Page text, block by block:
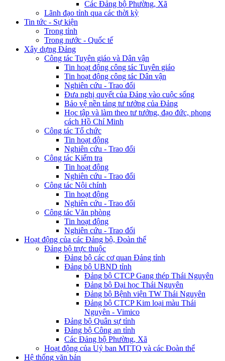
Các Đảng bộ Phường, Xã
Lãnh đạo tỉnh qua các thời kỳ
Tin tức - Sự kiện
Trong tỉnh
Trong nước - Quốc tế
Xây dựng Đảng
Công tác Tuyên giáo và Dân vận
Tin hoạt động công tác Tuyên giáo
Tin hoạt động công tác Dân vận
Nghiên cứu - Trao đổi
Đưa nghị quyết của Đảng vào cuộc sống
Bảo vệ nền tảng tư tưởng của Đảng
Học tập và làm theo tư tưởng, đạo đức, phong
cách Hồ Chí Minh
Công tác Tổ chức
Tin hoạt động
Nghiên cứu - Trao đổi
Công tác Kiểm tra
Tin hoạt động
Nghiên cứu - Trao đổi
Công tác Nội chính
Tin hoạt động
Nghiên cứu - Trao đổi
Công tác Văn phòng
Tin hoạt động
Nghiên cứu - Trao đổi
Hoạt động của các Đảng bộ, Đoàn thể
Đảng bộ trực thuộc
Đảng bộ các cơ quan Đảng tỉnh
Đảng bộ UBND tỉnh
Đảng bộ CTCP Gang thép Thái Nguyên
Đảng bộ Đại học Thái Nguyên
Đảng bộ Bệnh viện TW Thái Nguyên
Đảng bộ CTCP Kim loại màu Thái
Nguyên - Vimico
Đảng bộ Quân sự tỉnh
Đảng bộ Công an tỉnh
Các Đảng bộ Phường, Xã
Hoạt động của Uỷ ban MTTQ và các Đoàn thể
Hệ thống văn bản